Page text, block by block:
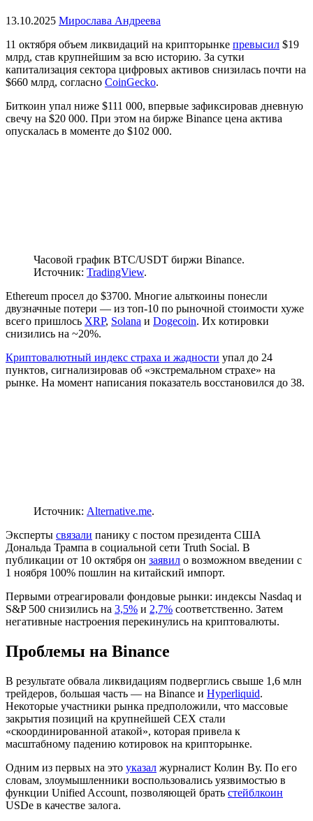
13.10.2025 Мирослава Андреева
11 октября объем ликвидаций на крипторынке превысил $19
млрд, став крупнейшим за всю историю. За сутки
капитализация сектора цифровых активов снизилась почти на
$660 млрд, согласно CoinGecko.
Биткоин упал ниже $111 000, впервые зафиксировав дневную
свечу на $20 000. При этом на бирже Binance цена актива
опускалась в моменте до $102 000.
Часовой график BTC/USDT биржи Binance.
Источник: TradingView.
Ethereum просел до $3700. Многие альткоины понесли
двузначные потери — из топ-10 по рыночной стоимости хуже
всего пришлось XRP, Solana и Dogecoin. Их котировки
снизились на ~20%.
Криптовалютный индекс страха и жадности упал до 24
пунктов, сигнализировав об «экстремальном страхе» на
рынке. На момент написания показатель восстановился до 38.
Источник: Alternative.me.
Эксперты связали панику с постом президента США
Дональда Трампа в социальной сети Truth Social. В
публикации от 10 октября он заявил о возможном введении с
1 ноября 100% пошлин на китайский импорт.
Первыми отреагировали фондовые рынки: индексы Nasdaq и
S&P 500 снизились на 3,5% и 2,7% соответственно. Затем
негативные настроения перекинулись на криптовалюты.
Проблемы на Binance
В результате обвала ликвидациям подверглись свыше 1,6 млн
трейдеров, большая часть — на Binance и Hyperliquid.
Некоторые участники рынка предположили, что массовые
закрытия позиций на крупнейшей CEX стали
«скоординированной атакой», которая привела к
масштабному падению котировок на крипторынке.
Одним из первых на это указал журналист Колин Ву. По его
словам, злоумышленники воспользовались уязвимостью в
функции Unified Account, позволяющей брать стейблкоин
USDe в качестве залога.